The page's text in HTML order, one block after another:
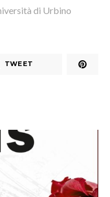
di Urbino
TWEET